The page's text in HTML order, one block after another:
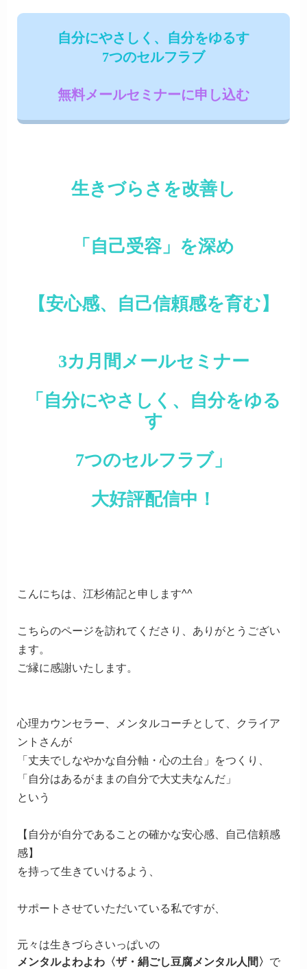
自分にやさしく、自分をゆるす
7つのセルフラブ
無料メールセミナーに申し込む
生きづらさを改善し
「自己受容」を深め
【安心感、自己信頼感を育む】
3カ月間メールセミナー
「自分にやさしく、自分をゆる
す
7つのセルフラブ」
大好評配信中！
こんにちは、江杉侑記と申します^^
こちらのページを訪れてくださり、ありがとうござい
ます。
ご縁に感謝いたします。
心理カウンセラー、メンタルコーチとして、クライア
ントさんが
「丈夫でしなやかな自分軸・心の土台」をつくり、
「自分はあるがままの自分で大丈夫なんだ」
という
【自分が自分であることの確かな安心感、自己信頼感
感】
を持って生きていけるよう、
サポートさせていただいている私ですが、
元々は生きづらさいっぱいの
メンタルよわよわ〈ザ・絹ごし豆腐メンタル人間〉 で